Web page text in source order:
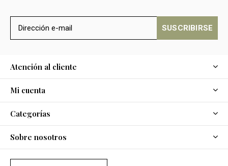
SUSCRIBIRSE
Atención al cliente
Mi cuenta
Categorías
Sobre nosotros